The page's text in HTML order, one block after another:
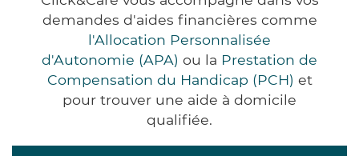
demandes d'aides financières comme
l'Allocation Personnalisée
d'Autonomie (APA) ou la Prestation de
Compensation du Handicap (PCH) et
pour trouver une aide à domicile
qualifiée.